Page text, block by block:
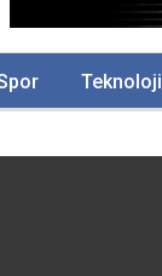
Teknoloji